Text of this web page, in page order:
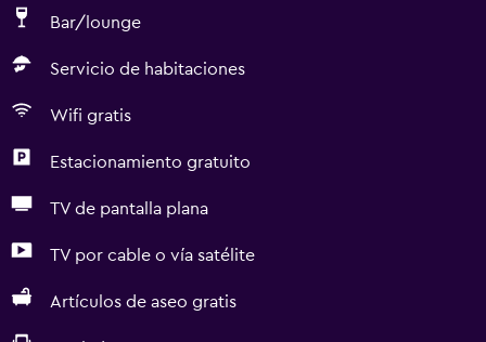
Bar/lounge
Servicio de habitaciones
Wifi gratis
Estacionamiento gratuito
TV de pantalla plana
TV por cable o vía satélite
Artículos de aseo gratis